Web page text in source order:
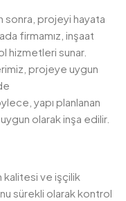
sonra, projeyi hayata
firmamız, inşaat
hizmetleri sunar.
projeye uygun
yapı planlanan
olarak inşa edilir.
kalitesi ve işçilik
sürekli olarak kontrol